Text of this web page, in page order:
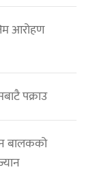
आरोहण
पक्राउ
बालकको